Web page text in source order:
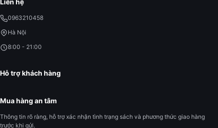
Liên hệ
0963210458
Hà Nội
8:00 - 21:00
Hỗ trợ khách hàng
Mua hàng an tâm
Thông tin rõ ràng, hỗ trợ xác nhận tình trạng sách và phương thức giao hàng
trước khi gửi.